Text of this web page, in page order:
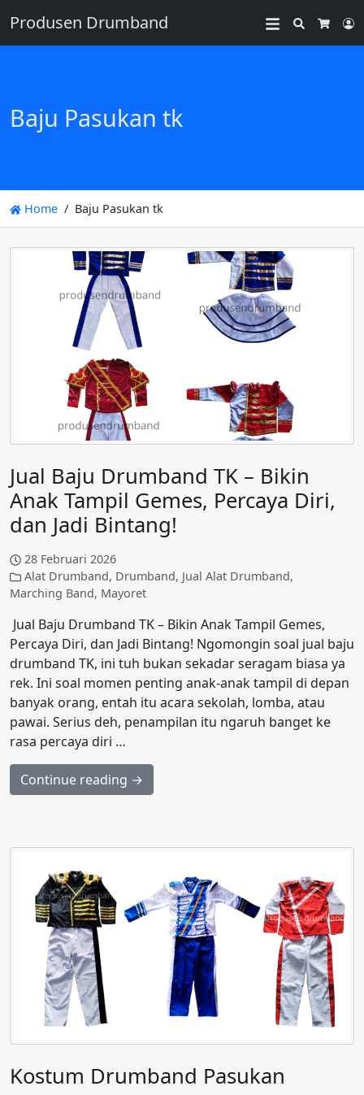
Produsen Drumband
Search
Baju Pasukan tk
Home Baju Pasukan tk
Jual Baju Drumband TK – Bikin
Anak Tampil Gemes, Percaya Diri,
dan Jadi Bintang!
28 Februari 2026
Alat Drumband, Drumband, Jual Alat Drumband,
Marching Band, Mayoret
Jual Baju Drumband TK – Bikin Anak Tampil Gemes,
Percaya Diri, dan Jadi Bintang! Ngomongin soal jual baju
drumband TK, ini tuh bukan sekadar seragam biasa ya
rek. Ini soal momen penting anak-anak tampil di depan
banyak orang, entah itu acara sekolah, lomba, atau
pawai. Serius deh, penampilan itu ngaruh banget ke
rasa percaya diri …
Continue reading →
Kostum Drumband Pasukan